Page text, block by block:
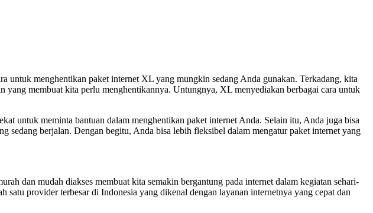
untuk menghentikan paket internet XL yang mungkin sedang Anda gunakan. Terkadang, kita
membuat kita perlu menghentikannya. Untungnya, XL menyediakan berbagai cara untuk
untuk meminta bantuan dalam menghentikan paket internet Anda. Selain itu, Anda juga bisa
sedang berjalan. Dengan begitu, Anda bisa lebih fleksibel dalam mengatur paket internet yang
dan mudah diakses membuat kita semakin bergantung pada internet dalam kegiatan sehari-
provider terbesar di Indonesia yang dikenal dengan layanan internetnya yang cepat dan